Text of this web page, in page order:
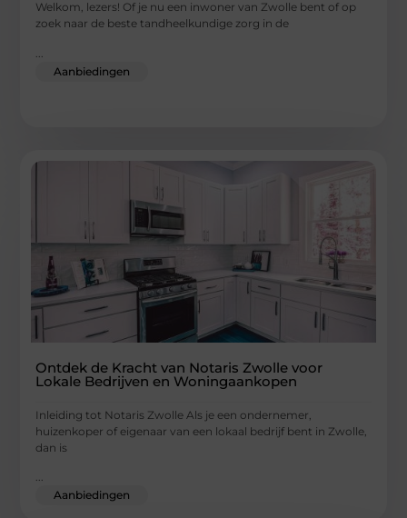
Welkom, lezers! Of je nu een inwoner van Zwolle bent of op
zoek naar de beste tandheelkundige zorg in de
Aanbiedingen
Ontdek de Kracht van Notaris Zwolle voor
Lokale Bedrijven en Woningaankopen
Inleiding tot Notaris Zwolle Als je een ondernemer,
huizenkoper of eigenaar van een lokaal bedrijf bent in Zwolle,
dan is
...
Aanbiedingen